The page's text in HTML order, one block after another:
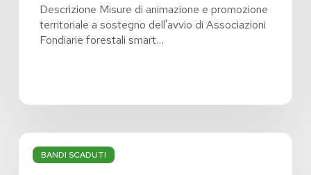
Descrizione Misure di animazione e promozione
territoriale a sostegno dell'avvio di Associazioni
Fondiarie forestali smart…
BANDI SCADUTI
Giornate
dello